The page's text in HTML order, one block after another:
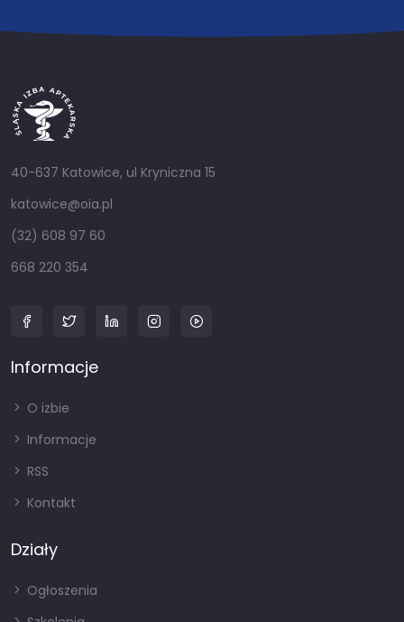
40-637 Katowice, ul Kryniczna 15
katowice@oia.pl
(32) 608 97 60
668 220 354
Informacje
O izbie
Informacje
RSS
Kontakt
Działy
Ogłoszenia